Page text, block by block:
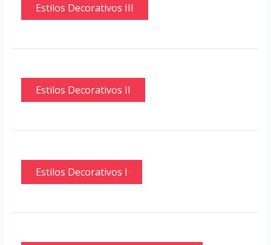
Estilos Decorativos III
Estilos Decorativos II
Estilos Decorativos I